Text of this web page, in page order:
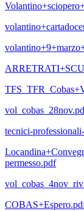
tecnici-
permesso.pdf